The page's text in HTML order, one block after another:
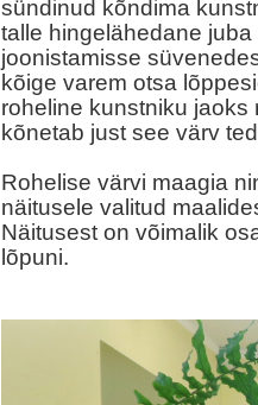
sündinud kõndima
talle hingelähedane
joonistamisse
kõige varem otsa
roheline kunstniku jaoks
kõnetab just see värv
Rohelise värvi maagia
näitusele valitud
Näitusest on võimalik
lõpuni.